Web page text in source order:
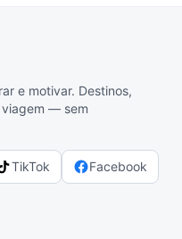
e motivar. Destinos,
— sem
TikTok Facebook